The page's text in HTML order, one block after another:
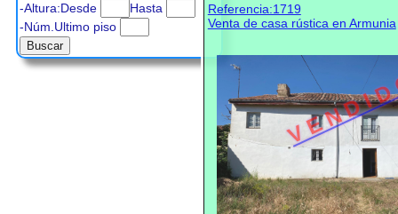
-Altura:Desde
Hasta
-Núm.Ultimo piso
Referencia:1719
Venta de casa rústica en Armunia
V E N D I